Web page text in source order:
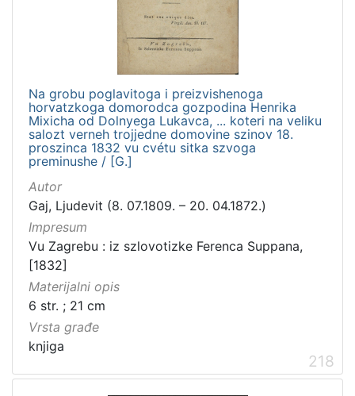
Na grobu poglavitoga i preizvishenoga
horvatzkoga domorodca gozpodina Henrika
Mixicha od Dolnyega Lukavca, ... koteri na veliku
salozt verneh trojjedne domovine szinov 18.
proszinca 1832 vu cvétu sitka szvoga
preminushe / [G.]
Autor
Gaj, Ljudevit (8. 07.1809. – 20. 04.1872.)
Impresum
Vu Zagrebu : iz szlovotizke Ferenca Suppana,
[1832]
Materijalni opis
6 str. ; 21 cm
Vrsta građe
knjiga
218